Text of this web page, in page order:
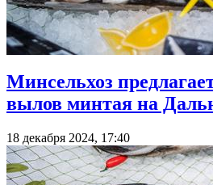
Минсельхоз
вылов минтая на
18 декабря 2024, 17:40